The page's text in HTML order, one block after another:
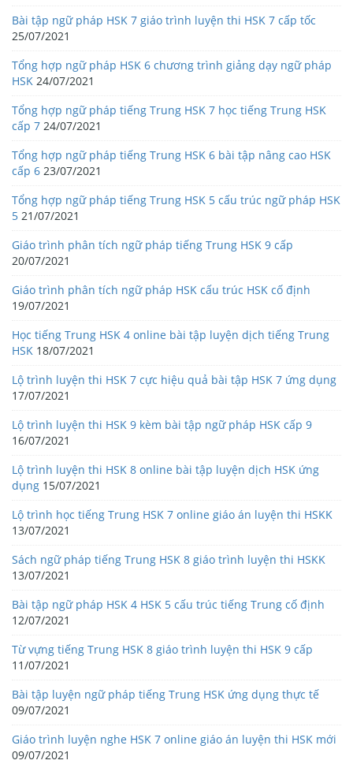
Bài tập ngữ pháp HSK 7 giáo trình luyện thi HSK 7 cấp tốc
25/07/2021
Tổng hợp ngữ pháp HSK 6 chương trình giảng dạy ngữ pháp
HSK 24/07/2021
Tổng hợp ngữ pháp tiếng Trung HSK 7 học tiếng Trung HSK
cấp 7 24/07/2021
Tổng hợp ngữ pháp tiếng Trung HSK 6 bài tập nâng cao HSK
cấp 6 23/07/2021
Tổng hợp ngữ pháp tiếng Trung HSK 5 cấu trúc ngữ pháp HSK
5 21/07/2021
Giáo trình phân tích ngữ pháp tiếng Trung HSK 9 cấp
20/07/2021
Giáo trình phân tích ngữ pháp HSK cấu trúc HSK cố định
19/07/2021
Học tiếng Trung HSK 4 online bài tập luyện dịch tiếng Trung
HSK 18/07/2021
Lộ trình luyện thi HSK 7 cực hiệu quả bài tập HSK 7 ứng dụng
17/07/2021
Lộ trình luyện thi HSK 9 kèm bài tập ngữ pháp HSK cấp 9
16/07/2021
Lộ trình luyện thi HSK 8 online bài tập luyện dịch HSK ứng
dụng 15/07/2021
Lộ trình học tiếng Trung HSK 7 online giáo án luyện thi HSKK
13/07/2021
Sách ngữ pháp tiếng Trung HSK 8 giáo trình luyện thi HSKK
13/07/2021
Bài tập ngữ pháp HSK 4 HSK 5 cấu trúc tiếng Trung cố định
12/07/2021
Từ vựng tiếng Trung HSK 8 giáo trình luyện thi HSK 9 cấp
11/07/2021
Bài tập luyện ngữ pháp tiếng Trung HSK ứng dụng thực tế
09/07/2021
Giáo trình luyện nghe HSK 7 online giáo án luyện thi HSK mới
09/07/2021